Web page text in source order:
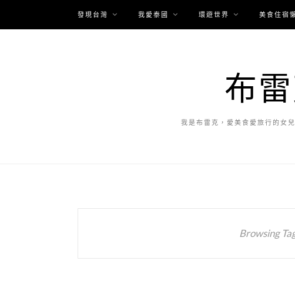
發現台灣 我愛泰國 環遊世界 美食住宿
布
我是布雷克，愛美食愛旅行的女
Browsing